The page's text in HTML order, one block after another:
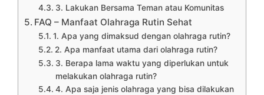
3. Lakukan Bersama Teman atau Komunitas
FAQ – Manfaat Olahraga Rutin Sehat
1. Apa yang dimaksud dengan olahraga rutin?
2. Apa manfaat utama dari olahraga rutin?
3. Berapa lama waktu yang diperlukan untuk
melakukan olahraga rutin?
4. Apa saja jenis olahraga yang bisa dilakukan